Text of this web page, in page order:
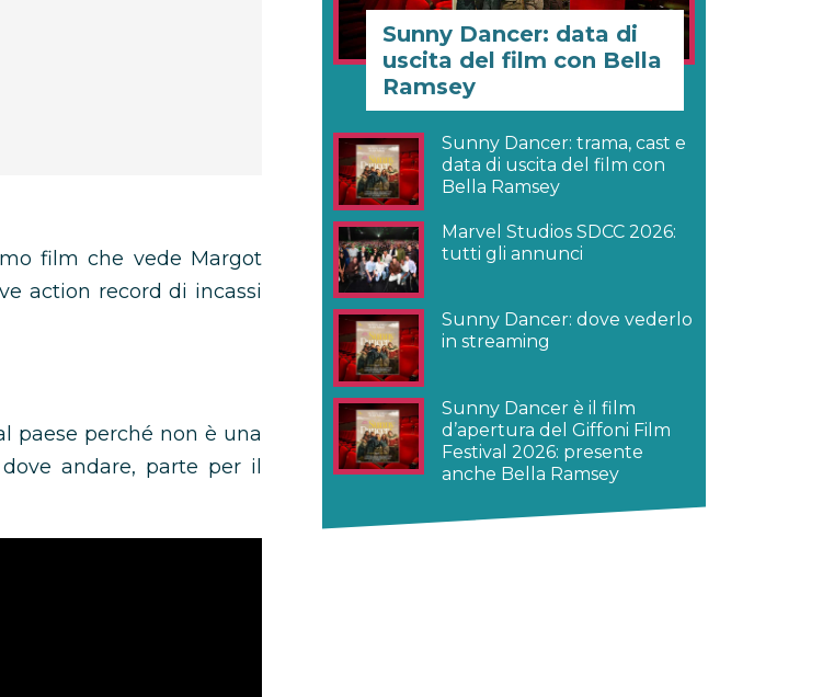
film che vede Margot
action record di incassi
paese perché non è una
andare, parte per il
Sunny Dancer: data di
uscita del film con Bella
Ramsey
Sunny Dancer: trama, cast e
data di uscita del film con
Bella Ramsey
Marvel Studios SDCC 2026:
tutti gli annunci
Sunny Dancer: dove vederlo
in streaming
Sunny Dancer è il film
d’apertura del Giffoni Film
Festival 2026: presente
anche Bella Ramsey